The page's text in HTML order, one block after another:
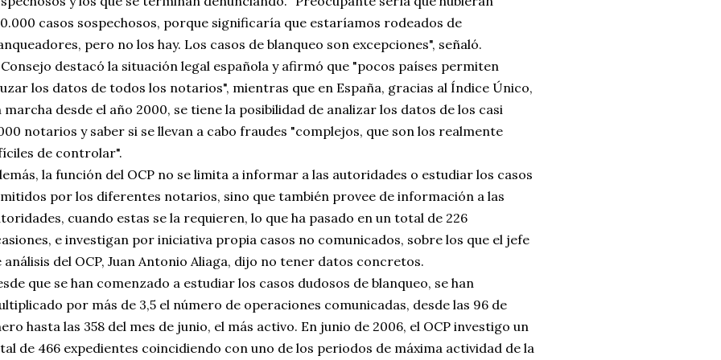
casos sospechosos, porque significaría que estaríamos rodeados de
pero no los hay. Los casos de blanqueo son excepciones", señaló.
destacó la situación legal española y afirmó que "pocos países permiten
los datos de todos los notarios", mientras que en España, gracias al Índice Único,
marcha desde el año 2000, se tiene la posibilidad de analizar los datos de los casi
notarios y saber si se llevan a cabo fraudes "complejos, que son los realmente
de controlar".
la función del OCP no se limita a informar a las autoridades o estudiar los casos
por los diferentes notarios, sino que también provee de información a las
cuando estas se la requieren, lo que ha pasado en un total de 226
e investigan por iniciativa propia casos no comunicados, sobre los que el jefe
análisis del OCP, Juan Antonio Aliaga, dijo no tener datos concretos.
que se han comenzado a estudiar los casos dudosos de blanqueo, se han
por más de 3,5 el número de operaciones comunicadas, desde las 96 de
hasta las 358 del mes de junio, el más activo. En junio de 2006, el OCP investigo un
de 466 expedientes coincidiendo con uno de los periodos de máxima actividad de la